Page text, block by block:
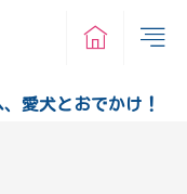
愛犬とおでかけ！